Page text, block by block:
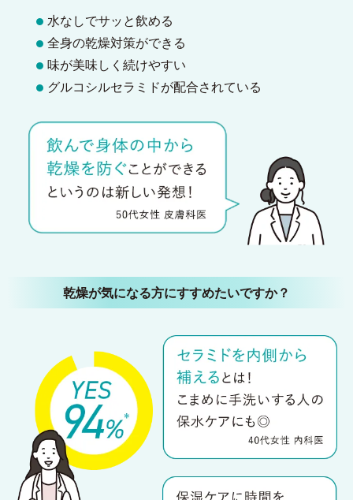
水なしでサッと飲める
全身の乾燥対策ができる
味が美味しく続けやすい
グルコシルセラミドが配合されている
乾燥が気になる方にすすめたいですか？